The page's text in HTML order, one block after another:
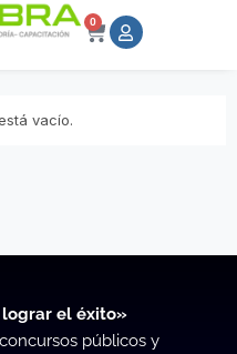
0
vacío.
el éxito»
públicos y